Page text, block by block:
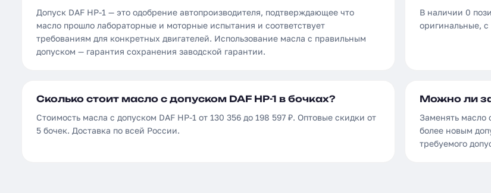
Допуск DAF HP-1 — это одобрение автопроизводителя, подтверждающее что
масло прошло лабораторные и моторные испытания и соответствует
требованиям для конкретных двигателей. Использование масла с правильным
допуском — гарантия сохранения заводской гарантии.
В наличии 0
оригинальные,
Сколько стоит масло с допуском DAF HP-1 в бочках?
Стоимость масла с допуском DAF HP-1 от 130 356 до 198 597 ₽. Оптовые скидки от
5 бочек. Доставка по всей России.
Можно ли
Заменять масло
более новым
требуемого